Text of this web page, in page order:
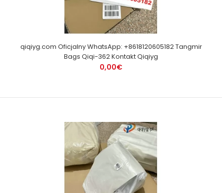
qiqiyg.com Oficjalny WhatsApp: +8618120605182 Tangmir
Bags Qiqi-362 Kontakt Qiqiyg
0,00€